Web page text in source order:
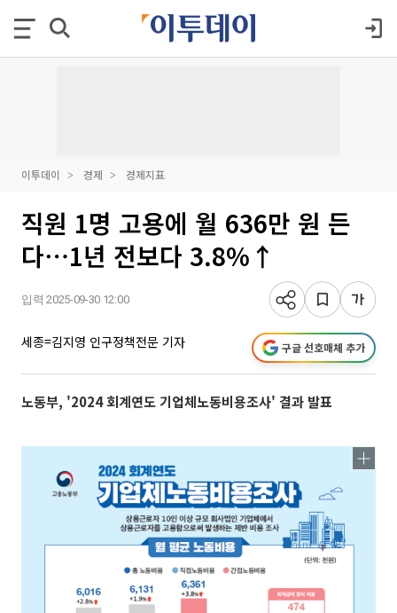
이투데이 경제 경제지표
직원 1명 고용에 월 636만 원 든
다⋯1년 전보다 3.8%↑
입력 2025-09-30 12:00
세종=김지영 인구정책전문 기자 구글 선호매체 추가
노동부, '2024 회계연도 기업체노동비용조사' 결과 발표